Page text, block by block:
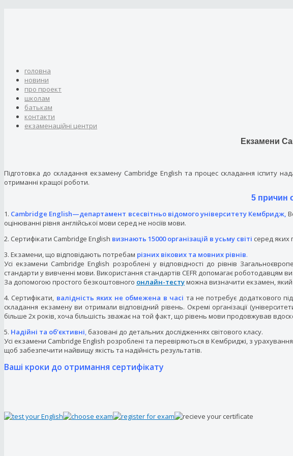
головна
новини
про проект
школам
батькам
контакти
eкзаменаційні центри
Екзамени
Підготовка до складання екзамену Cambridge English та процес складання іспиту
отриманні кращої роботи.
5 причин
1. Cambridge English—департамент всесвітньо відомого університету Кембридж,
оцінюванні рівня англійської мови серед не носіїв мови.
2. Сертифікати Cambridge English визнають 15000 організацій в усьму світі серед яких
3. Екзамени, що відповідають потребам різних вікових та мовних рівнів.
Усі екзамени Cambridge English розроблені у відповідності до рівнів
стандарти у вивченні мови. Використання стандартів CEFR допомагає роботодавцям
За допомогою простого безкоштовного онлайн-тестуможна визначити екзамен,
4. Сертифікати, валідність яких не обмежена в часі та не потребує додаткового
складання екзамену ви отримали відповідний рівень. Окремі організації
більше 2х років, хоча більшість зважає на той факт, що рівень мови продовжував
5. Надійні та об’єктивні, базовані до детальних дослідженнях світового класу.
Усі екзамени Cambridge English розроблені та перевіряються в Кембриджі, з
щоб забезпечити найвищу якість та надійність результатів.
Ваші кроки до отримання сертифікату